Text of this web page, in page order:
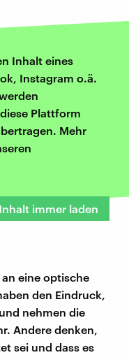
Inhalt eines
Instagram o.ä.
Plattform
Mehr
Inhalt immer laden
eine optische
den Eindruck,
nehmen die
Andere denken,
sei und dass es